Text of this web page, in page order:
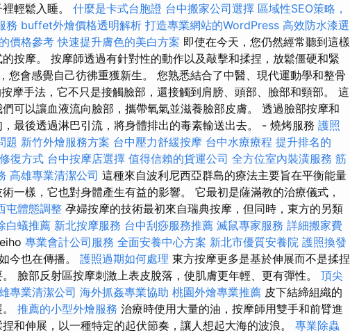
輕鬆入睡。 什麼是卡式台胞證 台中搬家公司選擇 區域性SEO策略，
務 buffet外燴價格透明解析 打造專業網站的WordPress 高效防水漆選
價格參考 快速提升膚色的美白方案 即使在今天，您仍然經常聽到這樣
按摩。 按摩師透過有針對性的動作以及敲擊和揉捏，放鬆僵硬和緊
您會感覺自己彷彿重獲新生。 您熟悉結合了中醫、現代運動學和整骨
摩手法，它不只是接觸臉部，還接觸到肩膀、頭部、臉部和頸部。 這
可以讓血液流向臉部，攜帶氧氣並滋養臉部皮膚。 透過臉部按摩和
最後透過淋巴引流，將身體排出的毒素輸送出去。 - 燒烤服務 護照
題 新竹外燴服務方案 台中壓力舒緩按摩 台中水療療程 提升排名的
復方式 台中按摩店選擇 值得信賴的貨運公司 全方位室內裝潢服務 筋
高雄專業清潔公司 這種來自波利尼西亞群島的療法主要旨在平衡能量
一樣，它也對身體產生有益的影響。 它最初是薩滿教的治療儀式，
屯體態調整 孕婦按摩的技術最初來自瑞典按摩，但同時，東方的另類
白蟻推薦 新北按摩服務 台中刮痧服務推薦 滅鼠專家服務 詳細搬家費
專業會計公司服務 全面安養中心方案 新北市優質安養院 護照換發
今也在傳播。 護照過期如何處理 東方按摩更多是基於伸展而不是揉捏
臉部反射區按摩刺激上表皮脫落，使肌膚更年輕、更有彈性。 頂尖
專業清潔公司 海外抓姦專業協助 桃園外燴專業推薦 皮下結締組織的
推薦的小型外燴服務 治療時使用大量的油，按摩師用雙手和前臂進
和伸展，以一種特定的起伏節奏，讓人想起大海的波浪。 專業除蟲